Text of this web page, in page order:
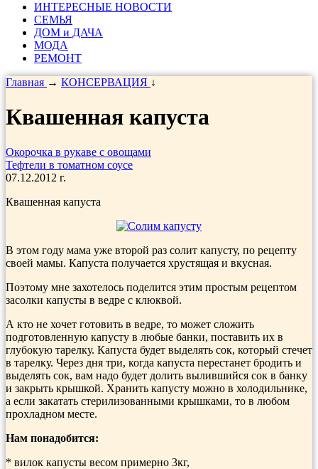
ИНТЕРЕСНЫЕ НОВОСТИ
СЕМЬЯ
ДОМ и ДАЧА
МОДА
РЕМОНТ
Главная → КОНСЕРВАЦИЯ ↓
Квашенная капуста
Окорочка в рукаве с овощами
Тефтели в томатном соусе
07.12.2012 г.
Квашенная капуста
В этом году мама уже второй раз солит капусту, по рецепту
своей мамы. Капуста получается хрустящая и вкусная.
Поэтому мне захотелось поделится этим простым рецептом
засолки капусты в ведре с клюквой.
А кто не хочет готовить в ведре, то может сложить
подготовленную капусту в любые банки, поставить их в
глубокую тарелку. Капуста будет выделять сок, который стечет
в тарелку. Через дня три, когда капуста перестанет бродить и
выделять сок, вам надо будет долить вылившийся сок в банку
и закрыть крышкой. Хранить капусту можно в холодильнике,
а если закатать стерилизованными крышками, то в любом
прохладном месте.
Нам понадобится:
* вилок капусты весом примерно 3кг,